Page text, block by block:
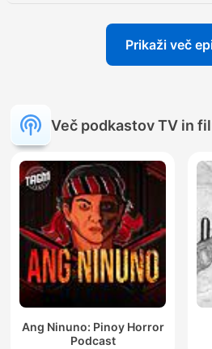
Prikaži več
Več podkastov TV in
Ang Ninuno: Pinoy Horror
Podcast